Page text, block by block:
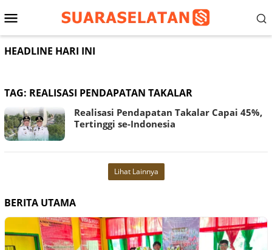
ke
Menu
Mobile
HEADLINE HARI INI
TAG: REALISASI PENDAPATAN TAKALAR
Realisasi Pendapatan Takalar Capai 45%,
Tertinggi se-Indonesia
Lihat Lainnya
BERITA UTAMA